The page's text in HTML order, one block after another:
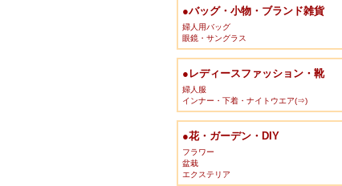
●バッグ・小物・ブランド雑貨
婦人用バッグ
眼鏡・サングラス
●レディースファッション・靴
婦人服
インナー・下着・ナイトウエア(⇒)
●花・ガーデン・DIY
フラワー
盆栽
エクステリア